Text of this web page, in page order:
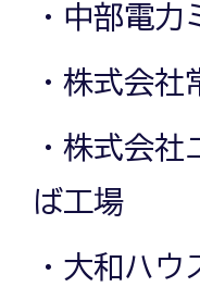
・中部電
・株式会社
・株式会
ば工場
・大和ハ